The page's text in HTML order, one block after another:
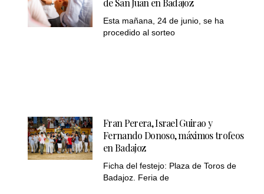
de San Juan en Badajoz
Esta mañana, 24 de junio, se ha
procedido al sorteo
Fran Perera, Israel Guirao y
Fernando Donoso, máximos trofeos
en Badajoz
Ficha del festejo: Plaza de Toros de
Badajoz. Feria de